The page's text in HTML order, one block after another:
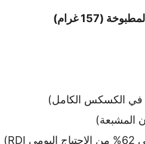
(157 غرام)